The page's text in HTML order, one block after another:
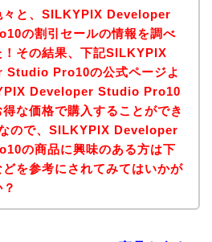
々と、SILKYPIX Developer
の割引セールの情報を調べ
！その結果、下記SILKYPIX
Studio Pro10の公式ページよ
Developer Studio Pro10
な価格で購入することができ
ので、SILKYPIX Developer
の商品に興味のある方は下
を参考にされてみてはいかが